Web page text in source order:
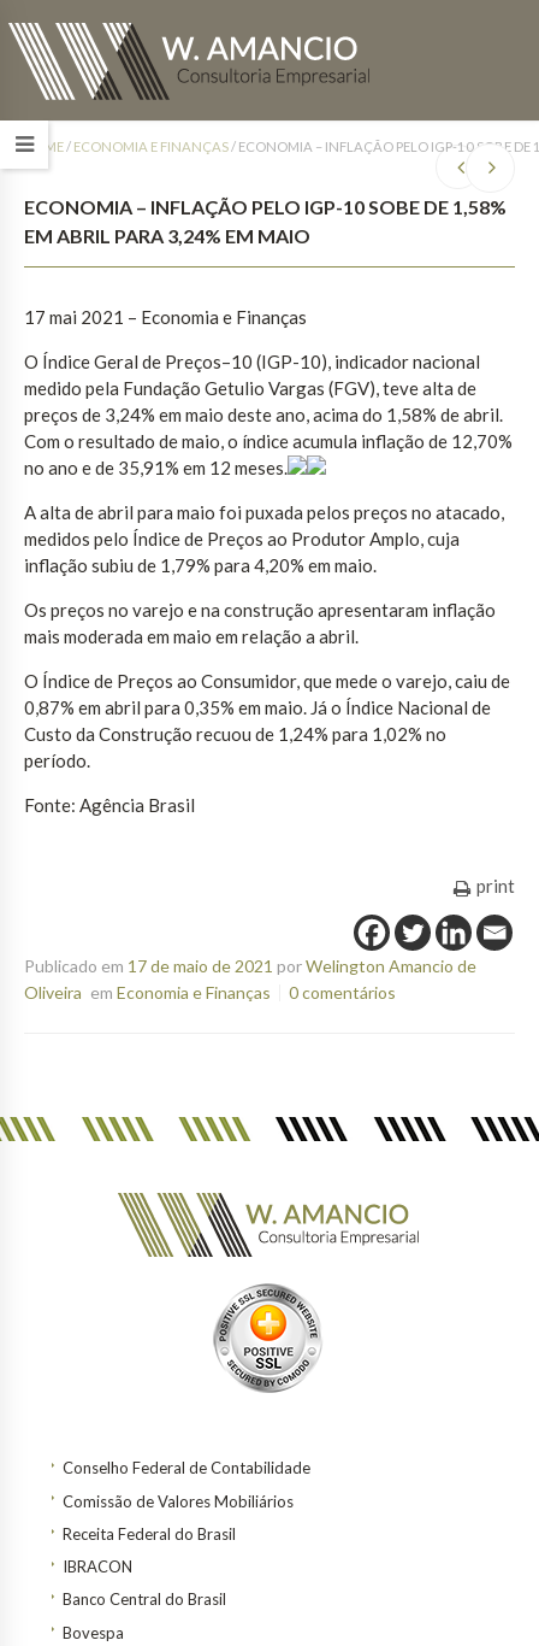
HOME/ ECONOMIA E FINANÇAS/ ECONOMIA – INFLAÇÃO PELO IGP-10 SOBE DE
ECONOMIA – INFLAÇÃO PELO IGP-10 SOBE DE 1,58%
EM ABRIL PARA 3,24% EM MAIO
17 mai 2021 – Economia e Finanças
O Índice Geral de Preços–10 (IGP-10), indicador nacional
medido pela Fundação Getulio Vargas (FGV), teve alta de
preços de 3,24% em maio deste ano, acima do 1,58% de abril.
Com o resultado de maio, o índice acumula inflação de 12,70%
no ano e de 35,91% em 12 meses.
A alta de abril para maio foi puxada pelos preços no atacado,
medidos pelo Índice de Preços ao Produtor Amplo, cuja
inflação subiu de 1,79% para 4,20% em maio.
Os preços no varejo e na construção apresentaram inflação
mais moderada em maio em relação a abril.
O Índice de Preços ao Consumidor, que mede o varejo, caiu de
0,87% em abril para 0,35% em maio. Já o Índice Nacional de
Custo da Construção recuou de 1,24% para 1,02% no
período.
Fonte: Agência Brasil
print
Publicado em 17 de maio de 2021 porWelington Amancio de
Oliveira em Economia e Finanças 0 comentários
Conselho Federal de Contabilidade
Comissão de Valores Mobiliários
Receita Federal do Brasil
IBRACON
Banco Central do Brasil
Bovespa